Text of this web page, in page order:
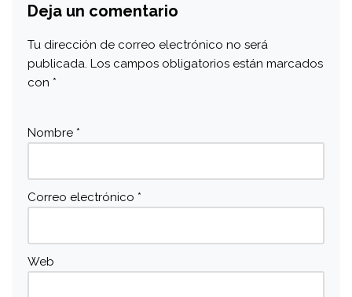
Deja un comentario
Tu dirección de correo electrónico no será
publicada. Los campos obligatorios están marcados
con *
Nombre *
Correo electrónico *
Web